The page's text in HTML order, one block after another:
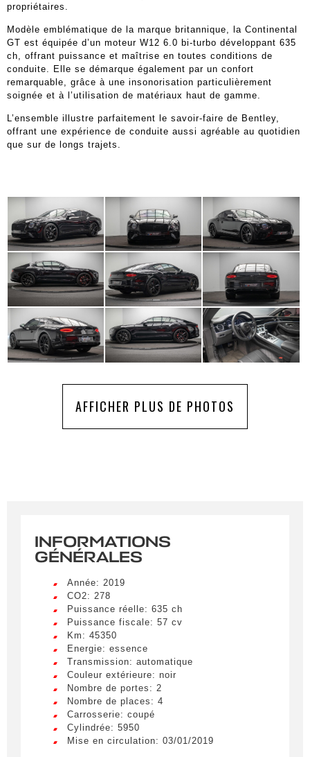
Créer une alerte
Remplissez le formulaire ci-dessous pour recevoir
une notification par e-mail dès qu’un véhicule
correspondant à vos critères sera disponible.
Civilité *
*
LIVRAISON PARTOUT EN
FRANCE
Lorem ipsum dolor sit amet, consectetur
adipiscing elit. Ut a elit sed nisl pulvinar
propriétaires.
Modèle emblématique de la marque britannique, la Continental
GT est équipée d’un moteur W12 6.0 bi-turbo développant 635
ch, offrant puissance et maîtrise en toutes conditions de
conduite. Elle se démarque également par un confort
remarquable, grâce à une insonorisation particulièrement
soignée et à l’utilisation de matériaux haut de gamme.
L’ensemble illustre parfaitement le savoir-faire de Bentley,
offrant une expérience de conduite aussi agréable au quotidien
que sur de longs trajets.
AFFICHER PLUS DE PHOTOS
INFORMATIONS
GÉNÉRALES
Année: 2019
CO2: 278
Puissance réelle: 635 ch
Puissance fiscale: 57 cv
Km: 45350
Energie: essence
Transmission: automatique
Couleur extérieure: noir
Nombre de portes: 2
Nombre de places: 4
Carrosserie: coupé
Cylindrée: 5950
Mise en circulation: 03/01/2019